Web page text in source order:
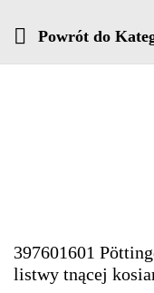
Powrót do
397601601
listwy tnącej